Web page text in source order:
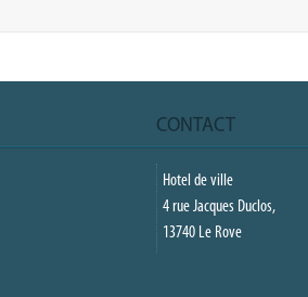
CONTACT
Hotel de ville
4 rue Jacques Duclos,
13740 Le Rove